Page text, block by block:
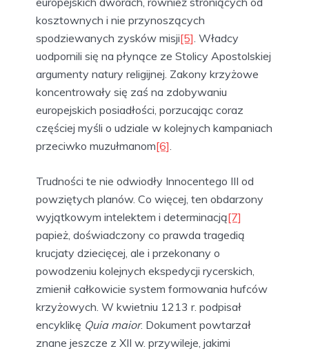
kosztownych i nie przynoszących
spodziewanych zysków misji[5]. Władcy
uodpornili się na płynące ze Stolicy Apostolskiej
argumenty natury religijnej. Zakony krzyżowe
koncentrowały się zaś na zdobywaniu
europejskich posiadłości, porzucając coraz
częściej myśli o udziale w kolejnych kampaniach
przeciwko muzułmanom[6].
Trudności te nie odwiodły Innocentego III od
powziętych planów. Co więcej, ten obdarzony
wyjątkowym intelektem i determinacją[7]
papież, doświadczony co prawda tragedią
krucjaty dziecięcej, ale i przekonany o
powodzeniu kolejnych ekspedycji rycerskich,
zmienił całkowicie system formowania hufców
krzyżowych. W kwietniu 1213 r. podpisał
encyklikę Quia maior. Dokument powtarzał
znane jeszcze z XII w. przywileje, jakimi